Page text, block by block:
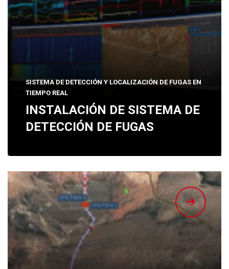
SISTEMA DE DETECCIÓN Y LOCALIZACIÓN DE FUGAS EN
TIEMPO REAL
INSTALACIÓN DE SISTEMA DE
DETECCIÓN DE FUGAS